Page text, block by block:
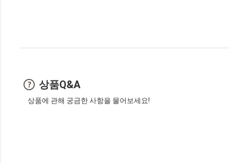
상품Q&A
상품에 관해 궁금한 사항을 물어보세요!